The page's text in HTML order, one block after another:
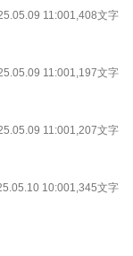
11:001,408文字
11:001,197文字
11:001,207文字
10:001,345文字